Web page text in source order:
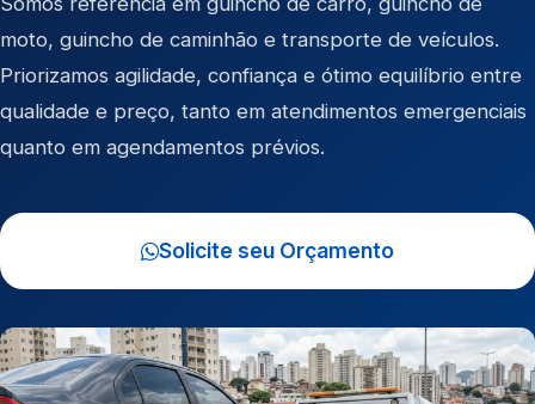
moto, guincho de caminhão e transporte de veículos.
Priorizamos agilidade, confiança e ótimo equilíbrio entre
qualidade e preço, tanto em atendimentos emergenciais
quanto em agendamentos prévios.
Solicite seu Orçamento